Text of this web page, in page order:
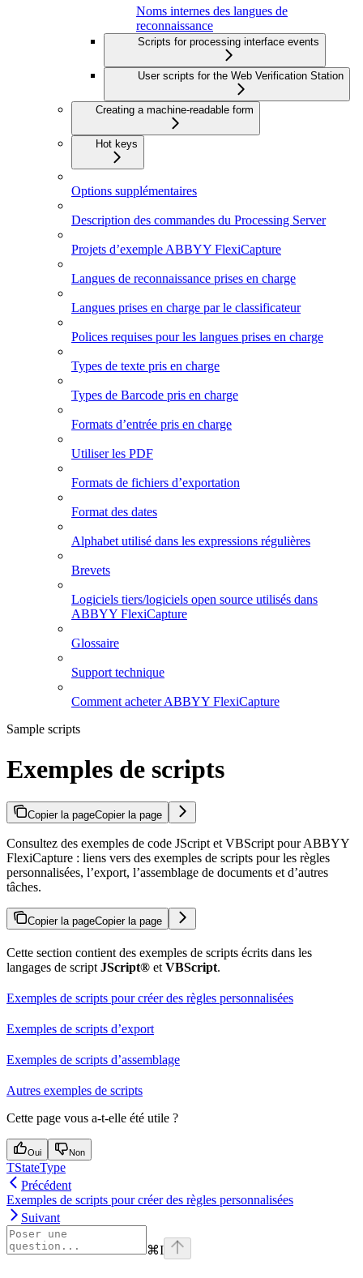
Noms internes des langues de
reconnaissance
Scripts for processing interface events
User scripts for the Web Verification Station
Creating a machine-readable form
Hot keys
Options supplémentaires
Description des commandes du Processing Server
Projets d’exemple ABBYY FlexiCapture
Langues de reconnaissance prises en charge
Langues prises en charge par le classificateur
Polices requises pour les langues prises en charge
Types de texte pris en charge
Types de Barcode pris en charge
Formats d’entrée pris en charge
Utiliser les PDF
Formats de fichiers d’exportation
Format des dates
Alphabet utilisé dans les expressions régulières
Brevets
Logiciels tiers/logiciels open source utilisés dans
ABBYY FlexiCapture
Glossaire
Support technique
Comment acheter ABBYY FlexiCapture
Sample scripts
Exemples de scripts
Copier la pageCopier la page
Consultez des exemples de code JScript et VBScript pour ABBYY
FlexiCapture : liens vers des exemples de scripts pour les règles
personnalisées, l’export, l’assemblage de documents et d’autres
tâches.
Copier la pageCopier la page
Cette section contient des exemples de scripts écrits dans les
langages de script JScript® et VBScript.
Exemples de scripts pour créer des règles personnalisées
Exemples de scripts d’export
Exemples de scripts d’assemblage
Autres exemples de scripts
Cette page vous a-t-elle été utile ?
Oui Non
TStateType
Précédent
Exemples de scripts pour créer des règles personnalisées
Suivant
⌘I